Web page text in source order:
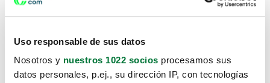
Uso responsable de sus datos
Nosotros y nuestros 1022 socios procesamos sus
datos personales, p.ej., su dirección IP, con tecnologías